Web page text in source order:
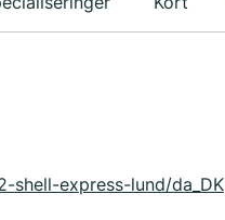
shell-express-lund/da_DK